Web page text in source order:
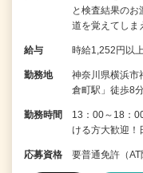
と検査結果の
道を覚えてし
給与 時給1,252円以
勤務地
神奈川県横浜市
倉町駅」徒歩8
勤務時間
13：00～18：
ける方大歓迎
応募資格 要普通免許（